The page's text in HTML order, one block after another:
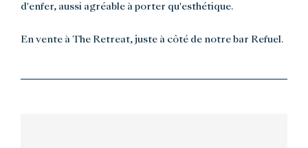
d'enfer, aussi agréable à porter qu'esthétique.
En vente à The Retreat, juste à côté de notre bar Refuel.